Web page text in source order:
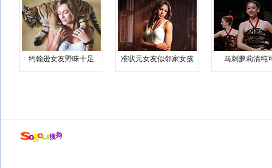
约翰逊女友野味十足 准状元女友似邻家女孩 马刺萝莉清纯